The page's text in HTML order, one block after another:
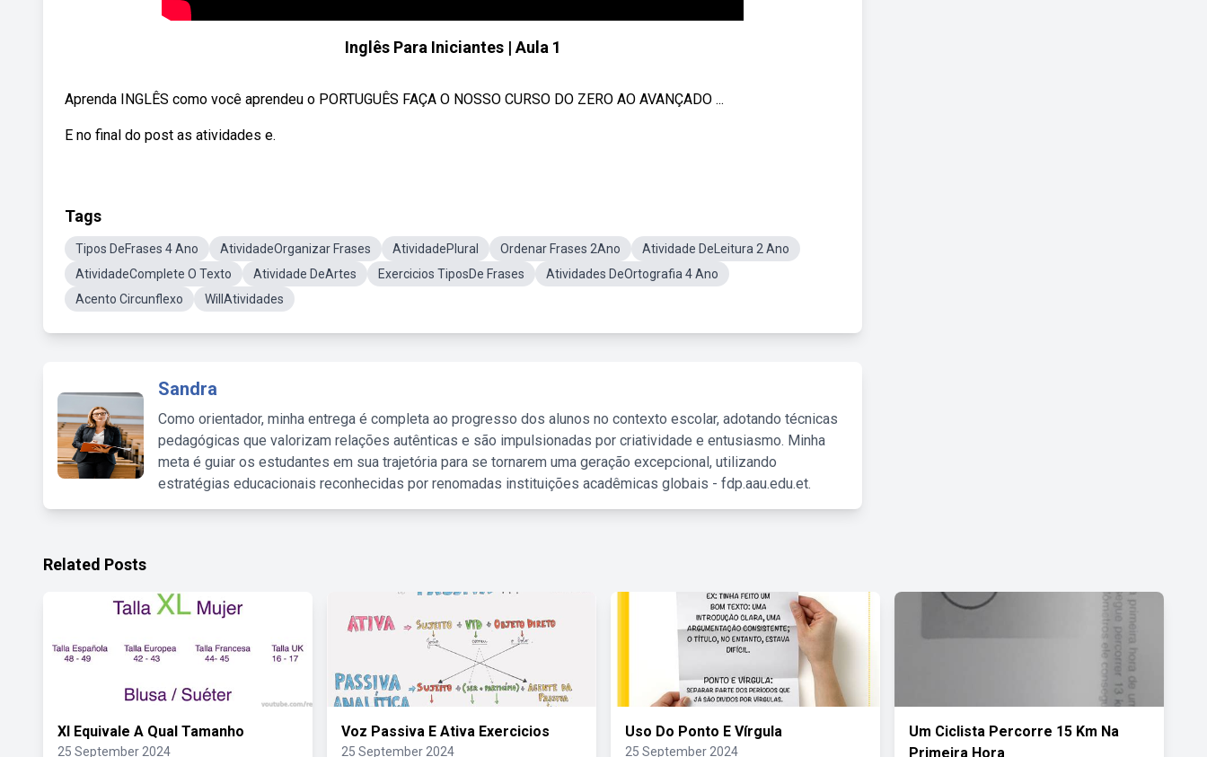
Inglês Para Iniciantes | Aula 1
Aprenda INGLÊS como você aprendeu o PORTUGUÊS FAÇA O NOSSO CURSO DO ZERO AO AVANÇADO ...
E no final do post as atividades e.
Tags
Tipos DeFrases 4 Ano AtividadeOrganizar Frases AtividadePlural Ordenar Frases 2Ano
Atividade DeLeitura 2 Ano
AtividadeComplete O Texto
Atividade DeArtes Exercicios TiposDe Frases
Atividades DeOrtografia 4 Ano
Acento Circunflexo
WillAtividades
Sandra
Como orientador, minha entrega é completa ao progresso dos alunos no contexto escolar, adotando técnicas
pedagógicas que valorizam relações autênticas e são impulsionadas por criatividade e entusiasmo. Minha
meta é guiar os estudantes em sua trajetória para se tornarem uma geração excepcional, utilizando
estratégias educacionais reconhecidas por renomadas instituições acadêmicas globais - fdp.aau.edu.et.
Related Posts
Xl Equivale A Qual Tamanho
25 September 2024
Voz Passiva E Ativa Exercicios
25 September 2024
Uso Do Ponto E Vírgula
25 September 2024
Um Ciclista Percorre 15 Km Na
Primeira Hora